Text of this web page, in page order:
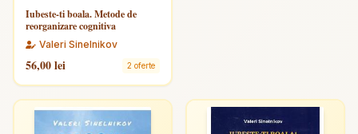
Iubeste-ti boala. Metode de
reorganizare cognitiva
Valeri Sinelnikov
56,00 lei 2 oferte